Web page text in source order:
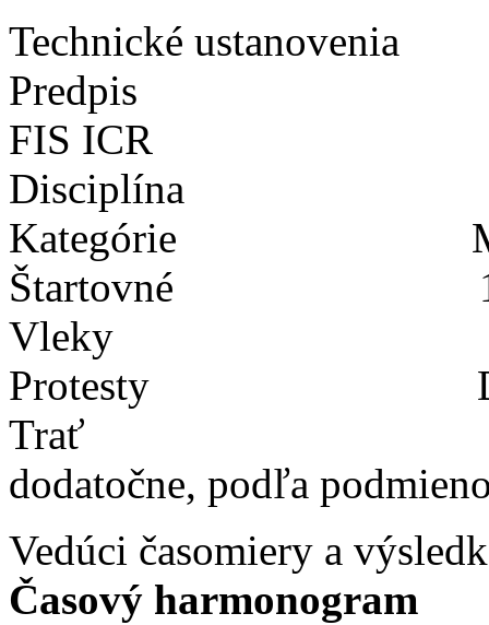
Technické ustanovenia
Predpis ZSL
FIS ICR
Disciplína
Kategórie
Štartovné 15
Vleky 15
Protesty Do
Trať
dodatočne, podľa
Vedúci časomiery a
Časový harmonogram